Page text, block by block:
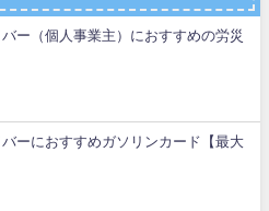
ー（個人事業主）におすすめの労災
ーにおすすめガソリンカード【最大